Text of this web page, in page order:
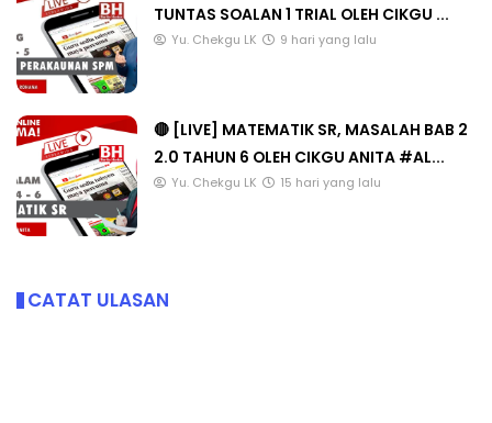
TUNTAS SOALAN 1 TRIAL OLEH CIKGU ...
Yu. Chekgu LK 9 hari yang lalu
🔴 [LIVE] MATEMATIK SR, MASALAH BAB 2
2.0 TAHUN 6 OLEH CIKGU ANITA #AL...
Yu. Chekgu LK 15 hari yang lalu
CATAT ULASAN